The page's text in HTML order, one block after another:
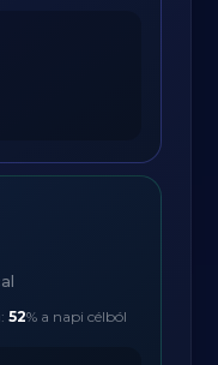
52% a napi célból